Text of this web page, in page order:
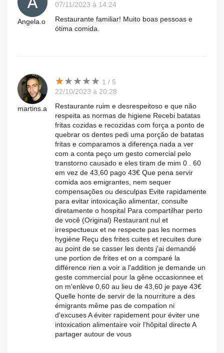
Angela.o
07/11/2023 à 14:24
Restaurante familiar! Muito boas pessoas e
ótima comida.
martins.a
★★★★★
★★★★★ 1 / 5
22/10/2023 à 20:28
Restaurante ruim e desrespeitoso e que não
respeita as normas de higiene Recebi batatas
fritas cozidas e recozidas com força a ponto de
quebrar os dentes pedi uma porção de batatas
fritas e comparamos a diferença nada a ver
com a conta peço um gesto comercial pelo
transtorno causado e eles tiram de mim 0 . 60
em vez de 43,60 pago 43€ Que pena servir
comida aos emigrantes, nem sequer
compensações ou desculpas Evite rapidamente
para evitar intoxicação alimentar, consulte
diretamente o hospital Para compartilhar perto
de você (Original) Restaurant nul et
irrespectueux et ne respecte pas les normes
hygiène Reçu des frites cuites et recuites dure
au point de se casser les dents j'ai demandé
une portion de frites et on a comparé la
différence rien a voir a l'addition je demande un
geste commercial pour la gêne occasionnee et
on m'enlève 0,60 au lieu de 43,60 je paye 43€
Quelle honte de servir de la nourriture a des
émigrants même pas de compation ni
d'excuses A éviter rapidement pour éviter une
intoxication alimentaire voir l'hôpital directe A
partager autour de vous